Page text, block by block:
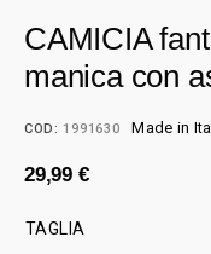
CAMICIA
manica con
COD:1991630 Made in
29,99 €
TAGLIA